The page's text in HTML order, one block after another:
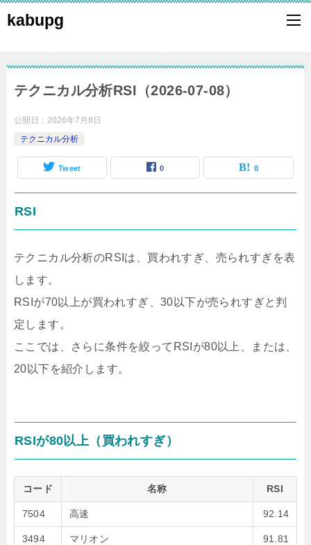
kabupg
テクニカル分析RSI（2026-07-08）
公開日： 2026年7月8日
テクニカル分析
Tweet 0 0
RSI
テクニカル分析のRSIは、買われすぎ、売られすぎを表
します。
RSIが70以上が買われすぎ、30以下が売られすぎと判
定します。
ここでは、さらに条件を絞ってRSIが80以上、または、
20以下を紹介します。
RSIが80以上（買われすぎ）
コード 名称 RSI
7504 高速 92.14
3494 マリオン 91.81